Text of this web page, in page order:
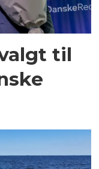
til